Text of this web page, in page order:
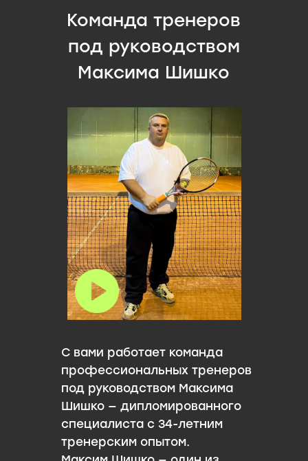
Команда тренеров
под руководством
Максима Шишко
С вами работает команда
профессиональных тренеров
под руководством Максима
Шишко — дипломированного
специалиста с 34-летним
тренерским опытом.